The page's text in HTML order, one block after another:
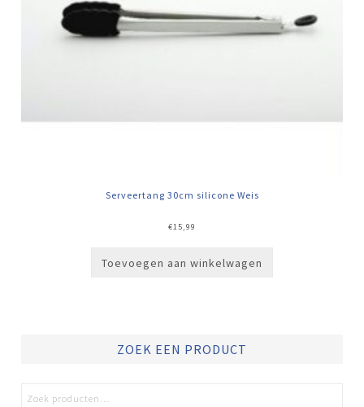
Serveertang 30cm silicone Weis
€15,99
Toevoegen aan winkelwagen
ZOEK EEN PRODUCT